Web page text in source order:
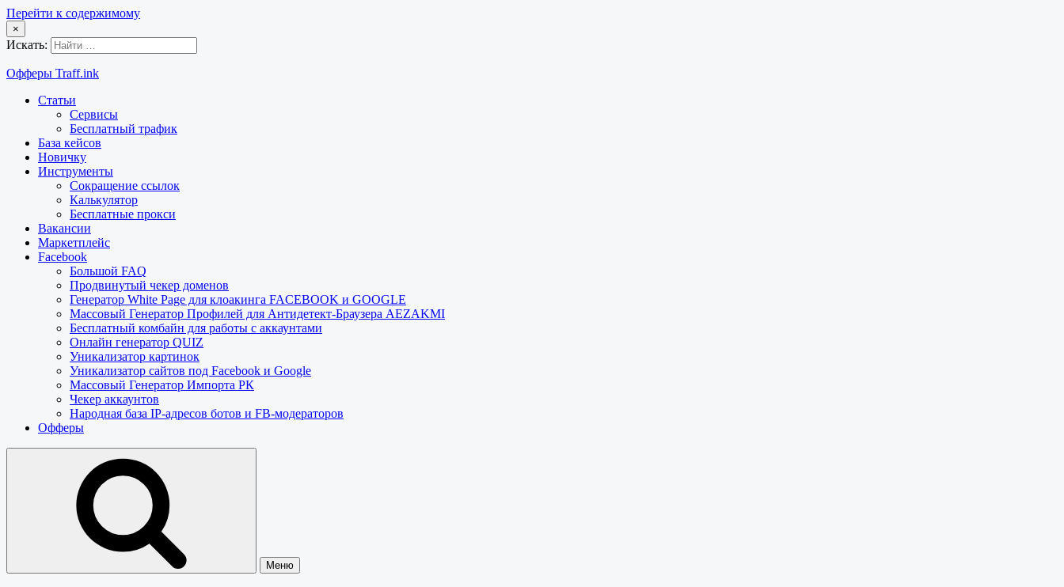
Перейти к содержимому
×
Искать:
Офферы Traff.ink
Статьи
Сервисы
Бесплатный трафик
База кейсов
Новичку
Инструменты
Сокращение ссылок
Калькулятор
Бесплатные прокси
Вакансии
Маркетплейс
Facebook
Большой FAQ
Продвинутый чекер доменов
Генератор White Page для клоакинга FACEBOOK и GOOGLE
Массовый Генератор Профилей для Антидетект-Браузера AEZAKMI
Бесплатный комбайн для работы с аккаунтами
Онлайн генератор QUIZ
Уникализатор картинок
Уникализатор сайтов под Facebook и Google
Массовый Генератор Импорта РК
Чекер аккаунтов
Народная база IP-адресов ботов и FB-модераторов
Офферы
Меню